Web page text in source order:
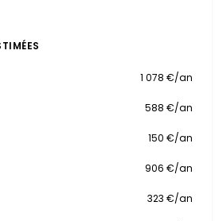
1 078 €/an
588 €/an
150 €/an
906 €/an
323 €/an